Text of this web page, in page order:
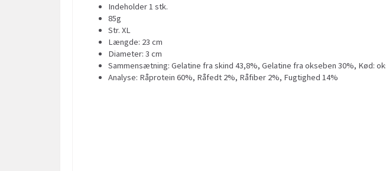
Indeholder 1 stk.
85g
Str. XL
Længde: 23 cm
Diameter: 3 cm
Sammensætning: Gelatine fra skind 43,8%, Gelatine fra okseben 30%, Kød:
Analyse: Råprotein 60%, Råfedt 2%, Råfiber 2%, Fugtighed 14%